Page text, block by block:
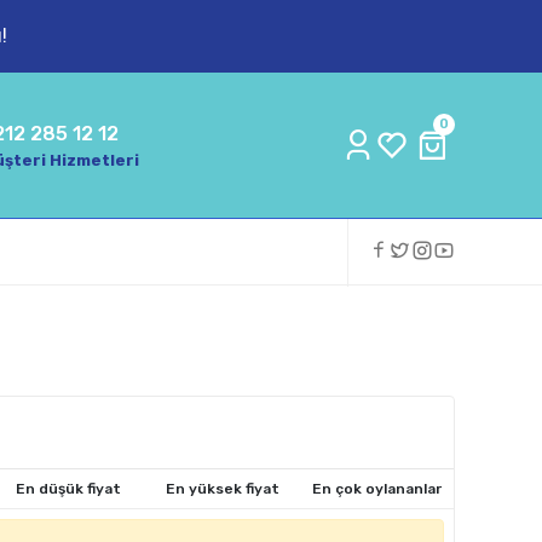
285 12 12
Hizmetleri
0
En düşük fiyat En yüksek fiyat En çok oylananlar